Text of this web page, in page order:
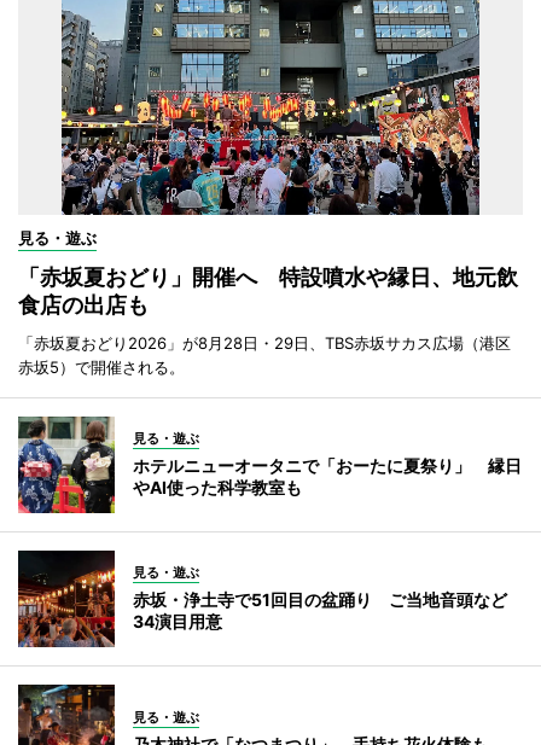
見る・遊ぶ
「赤坂夏おどり」開催へ 特設噴水や縁日、地元飲
食店の出店も
「赤坂夏おどり2026」が8月28日・29日、TBS赤坂サカス広場（港区
赤坂5）で開催される。
見る・遊ぶ
ホテルニューオータニで「おーたに夏祭り」 縁日
やAI使った科学教室も
見る・遊ぶ
赤坂・浄土寺で51回目の盆踊り ご当地音頭など
34演目用意
見る・遊ぶ